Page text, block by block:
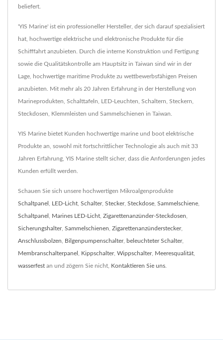
beliefert.
'YIS Marine' ist ein professioneller Hersteller, der sich darauf spezialisiert
hat, hochwertige elektrische und elektronische Produkte für die
Schifffahrt anzubieten. Durch die interne Konstruktion und Fertigung
sowie die Qualitätskontrolle am Hauptsitz in Taiwan sind wir in der
Lage, hochwertige maritime Produkte zu wettbewerbsfähigen Preisen
anzubieten. Mit mehr als 20 Jahren Erfahrung in der Herstellung von
Marineprodukten, Schalttafeln, LED-Leuchten, Schaltern, Steckern,
Steckdosen, Klemmleisten und Sammelschienen in Taiwan.
YIS Marine bietet Kunden hochwertige marine und boot elektrische
Produkte an, sowohl mit fortschrittlicher Technologie als auch mit 33
Jahren Erfahrung, YIS Marine stellt sicher, dass die Anforderungen jedes
Kunden erfüllt werden.
Schauen Sie sich unsere hochwertigen Mikroalgenprodukte
Schaltpanel LED-Licht Schalter, Stecker, Steckdose Sammelschiene
Schaltpanel Marines LED-Licht Zigarettenanzünder-Steckdosen
Sicherungshalter, Sammelschienen Zigarettenanzünderstecker,
Anschlussbolzen Bilgenpumpenschalter, beleuchteter Schalter,
Membranschalterpanel Kippschalter, Wippschalter, Meeresqualität
wasserfest an und zögern Sie nicht, Kontaktieren Sie uns